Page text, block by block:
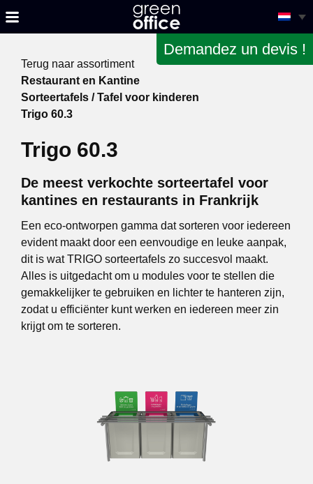
Demandez un devis !
Terug naar assortiment
Restaurant en Kantine
Sorteertafels / Tafel voor kinderen
Trigo 60.3
Trigo 60.3
De meest verkochte sorteertafel voor
kantines en restaurants in Frankrijk
Een eco-ontworpen gamma dat sorteren voor iedereen
evident maakt door een eenvoudige en leuke aanpak,
dit is wat TRIGO sorteertafels zo succesvol maakt.
Alles is uitgedacht om u modules voor te stellen die
gemakkelijker te gebruiken en lichter te hanteren zijn,
zodat u efficiënter kunt werken en iedereen meer zin
krijgt om te sorteren.